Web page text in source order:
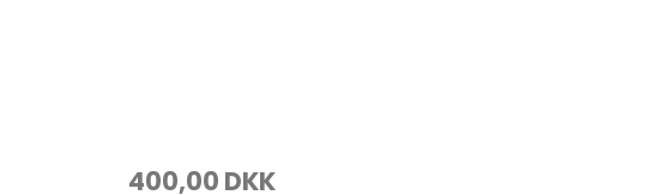
400,00 DKK